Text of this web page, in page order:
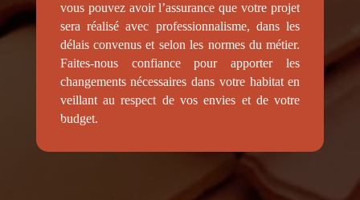
vous pouvez avoir l’assurance que votre projet
sera réalisé avec professionnalisme, dans les
délais convenus et selon les normes du métier.
Faites-nous confiance pour apporter les
changements nécessaires dans votre habitat en
veillant au respect de vos envies et de votre
budget.